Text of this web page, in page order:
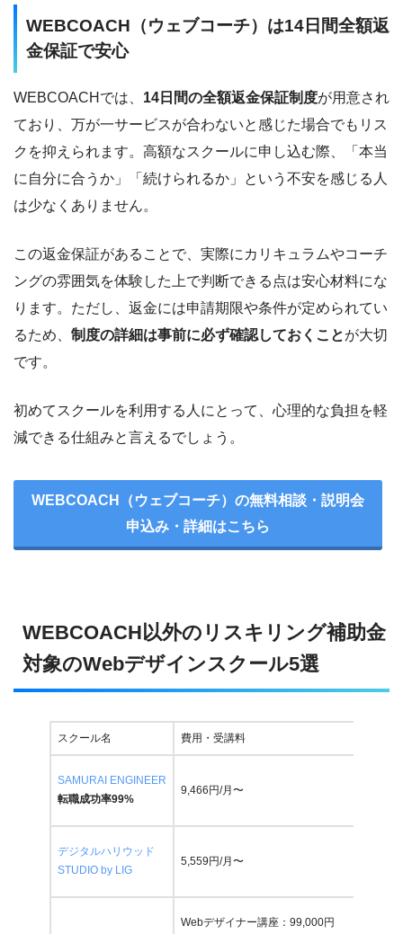
WEBCOACH（ウェブコーチ）は14日間全額返
金保証で安心
WEBCOACHでは、 14日間の全額返金保証制度が用意され
ており、万が一サービスが合わないと感じた場合でもリス
クを抑えられます。高額なスクールに申し込む際、「本当
に自分に合うか」「続けられるか」という不安を感じる人
は少なくありません。
この返金保証があることで、実際にカリキュラムやコーチ
ングの雰囲気を体験した上で判断できる点は安心材料にな
ります。ただし、返金には申請期限や条件が定められてい
るため、 制度の詳細は事前に必ず確認しておくことが大切
です。
初めてスクールを利用する人にとって、心理的な負担を軽
減できる仕組みと言えるでしょう。
WEBCOACH（ウェブコーチ）の無料相談・説明会
申込み・詳細はこちら
WEBCOACH以外のリスキリング補助金
対象のWebデザインスクール5選
スクール名 費用・受講料
SAMURAI ENGINEER
転職成功率99%
9,466円/月〜
デジタルハリウッド
STUDIO by LIG
5,559円/月〜
Webデザイナー講座：99,000円